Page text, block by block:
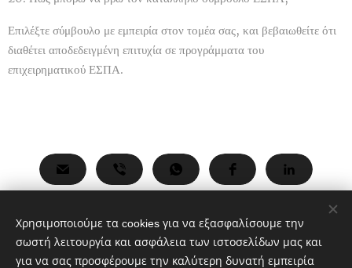
Επιλέξτε σύμβουλο με εμπειρία στον τομέα σας, και βεβαιωθείτε ότι
διαθέτει αποδεδειγμένη επιτυχία σε προγράμματα του
επιχειρηματικού ΕΣΠΑ.
espa.gr,antagonistikotita.gr, efepae.gr ,elanet.gr,
diaxeiristiki.gr , kepa-anem.gr
Χρησιμοποιούμε τα cookies για να εξασφαλίσουμε την
σωστή λειτουργία και ασφάλεια των ιστοσελίδων μας και
για να σας προσφέρουμε την καλύτερη δυνατή εμπειρία